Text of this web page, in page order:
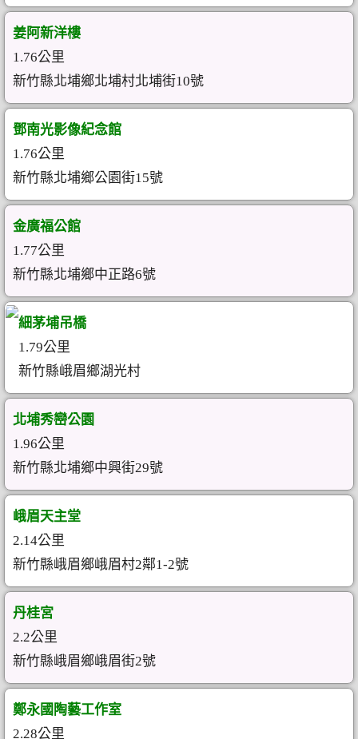
姜阿新洋樓
1.76公里
新竹縣北埔鄉北埔村北埔街10號
鄧南光影像紀念館
1.76公里
新竹縣北埔鄉公園街15號
金廣福公館
1.77公里
新竹縣北埔鄉中正路6號
細茅埔吊橋
1.79公里
新竹縣峨眉鄉湖光村
北埔秀巒公園
1.96公里
新竹縣北埔鄉中興街29號
峨眉天主堂
2.14公里
新竹縣峨眉鄉峨眉村2鄰1-2號
丹桂宮
2.2公里
新竹縣峨眉鄉峨眉街2號
鄭永國陶藝工作室
2.28公里